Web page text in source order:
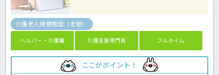
介護老人保健施設（老健）
ヘルパー・介護職 介護支援専門員 フルタイム
ここがポイント！